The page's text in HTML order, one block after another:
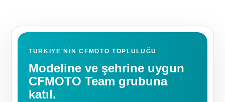
TÜRKIYE'NIN CFMOTO TOPLULUĞU
Modeline ve şehrine uygun
CFMOTO Team grubuna
katıl.